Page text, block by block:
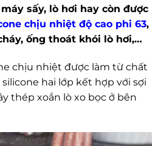
sấy, lò hơi hay còn được
chịu nhiệt độ cao phi 63,
ống thoát khói lò hơi,…
chịu nhiệt được làm từ chất
hai lớp kết hợp với sợi
thép xoắn lò xo bọc ở bên